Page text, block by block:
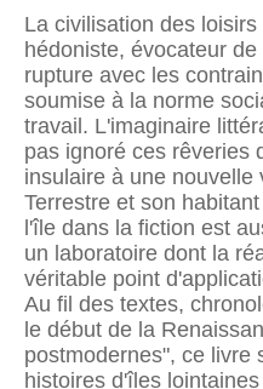
La civilisation des
hédoniste, évocateur
rupture avec les
soumise à la norme
travail. L'imaginaire
pas ignoré ces rêveries
insulaire à une nouvelle
Terrestre et son
l'île dans la fiction est
un laboratoire dont la
véritable point
Au fil des textes,
le début de la
postmodernes", ce livre
histoires d'îles